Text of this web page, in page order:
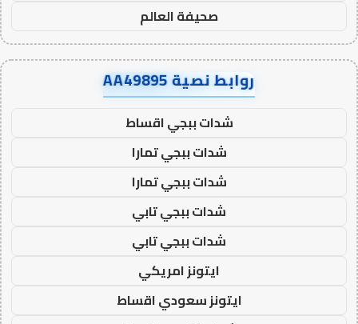
صحيفة العالم
روابط نصية AA49895
شدات ببجي اقساط
شدات ببجي تمارا
شدات ببجي تمارا
شدات ببجي تابي
شدات ببجي تابي
ايتونز امريكي
ايتونز سعودي اقساط